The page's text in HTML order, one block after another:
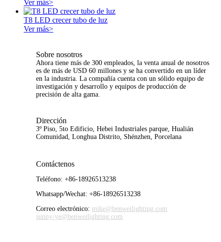
Ver más>
T8 LED crecer tubo de luz
Ver más>
Sobre nosotros
Ahora tiene más de 300 empleados, la venta anual de nosotros
es de más de USD 60 millones y se ha convertido en un líder
en la industria. La compañía cuenta con un sólido equipo de
investigación y desarrollo y equipos de producción de
precisión de alta gama.
Dirección
3º Piso, 5to Edificio, Hebei Industriales parque, Hualián
Comunidad, Longhua Distrito, Shénzhen, Porcelana
Contáctenos
Teléfono: +86-18926513238
Whatsapp/Wechat: +86-18926513238
Correo electrónico: mike@benweilighting.com
sunny-ye@benweilighting.com